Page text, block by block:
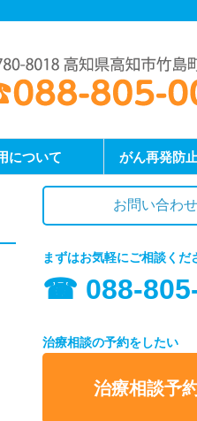
について がん再発防
お問い合わせ
まずはお気軽にご相談くだ
☎︎ 088-
治療相談の予約をしたい
治療相談予